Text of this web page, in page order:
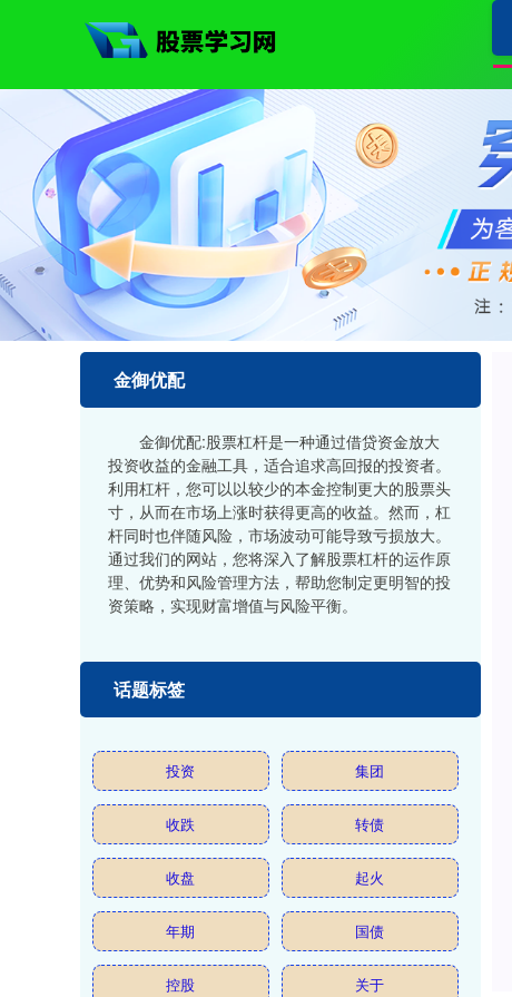
金御优配
金御优配:股票杠杆是一种通过借贷资金放大
投资收益的金融工具，适合追求高回报的投资者。
利用杠杆，您可以以较少的本金控制更大的股票头
寸，从而在市场上涨时获得更高的收益。然而，杠
杆同时也伴随风险，市场波动可能导致亏损放大。
通过我们的网站，您将深入了解股票杠杆的运作原
理、优势和风险管理方法，帮助您制定更明智的投
资策略，实现财富增值与风险平衡。
话题标签
投资 集团
收跌 转债
收盘 起火
年期 国债
控股 关于